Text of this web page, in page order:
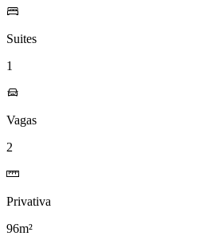
Suites
1
Vagas
2
Privativa
96m²